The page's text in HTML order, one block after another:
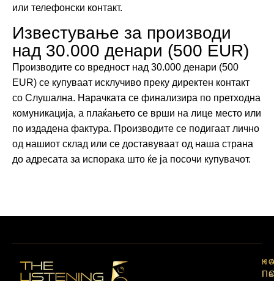
или телефонски контакт.
Известување за производи
над 30.000 денари (500 EUR)
Производите со вредност над 30.000 денари (500
EUR) се купуваат исклучиво преку директен контакт
со Слушална. Нарачката се финализира по претходна
комуникација, а плаќањето се врши на лице место или
по издадена фактура. Производите се подигаат лично
од нашиот склад или се доставуваат од наша страна
до адресата за испорака што ќе ја посочи купувачот.